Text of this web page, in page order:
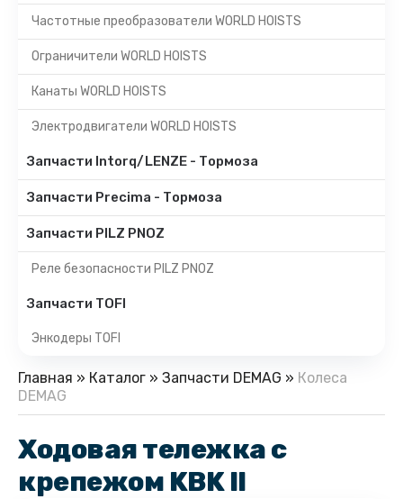
Частотные преобразователи WORLD HOISTS
Ограничители WORLD HOISTS
Канаты WORLD HOISTS
Электродвигатели WORLD HOISTS
Запчасти Intorq/LENZE - Тормоза
Запчасти Precima - Тормоза
Запчасти PILZ PNOZ
Реле безопасности PILZ PNOZ
Запчасти TOFI
Энкодеры TOFI
Главная » Каталог » Запчасти DEMAG » Колеса
DEMAG
Ходовая тележка с
крепежом KBK II